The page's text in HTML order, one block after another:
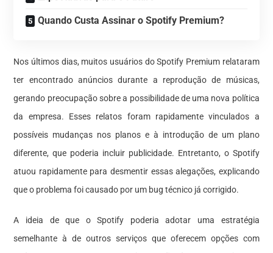
Quando Custa Assinar o Spotify Premium?
Nos últimos dias, muitos usuários do Spotify Premium relataram
ter encontrado anúncios durante a reprodução de músicas,
gerando preocupação sobre a possibilidade de uma nova política
da empresa. Esses relatos foram rapidamente vinculados a
possíveis mudanças nos planos e à introdução de um plano
diferente, que poderia incluir publicidade. Entretanto, o Spotify
atuou rapidamente para desmentir essas alegações, explicando
que o problema foi causado por um bug técnico já corrigido.
A ideia de que o Spotify poderia adotar uma estratégia
semelhante à de outros serviços que oferecem opções com